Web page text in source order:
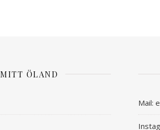
MITT ÖLAND
Mail: